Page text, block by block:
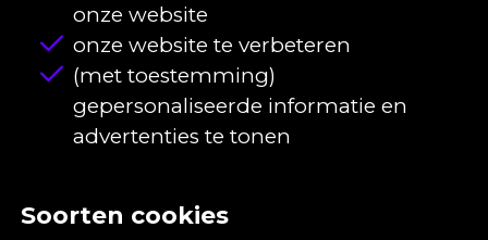
onze website
onze website te verbeteren
(met toestemming)
gepersonaliseerde informatie en
advertenties te tonen
Soorten cookies